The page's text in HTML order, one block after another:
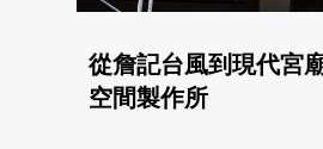
從詹記台風到現代宮
空間製作所